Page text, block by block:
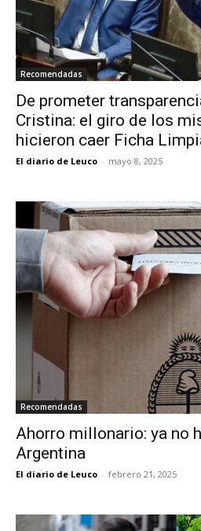
Recomendadas
De prometer
Cristina: el giro de los
hicieron caer Ficha
El diario de Leuco - mayo 8, 2025
Recomendadas
Ahorro millonario: ya no
Argentina
El diario de Leuco - febrero 21, 2025